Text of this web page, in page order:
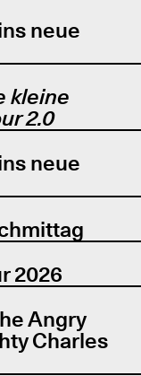
neue
kleine
2.0
neue
2026
Angry
Charles